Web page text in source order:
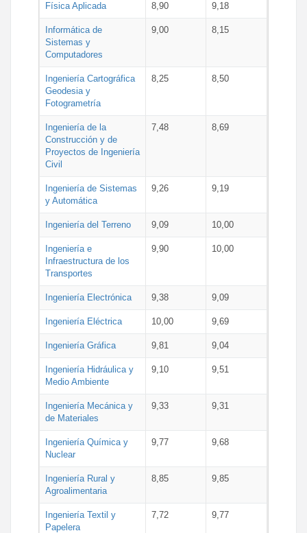
Física Aplicada 8,90 9,18
Informática de
Sistemas y
Computadores
9,00 8,15
Ingeniería Cartográfica
Geodesia y
Fotogrametría
8,25 8,50
Ingeniería de la
Construcción y de
Proyectos de Ingeniería
Civil
7,48 8,69
Ingeniería de Sistemas
y Automática
9,26 9,19
Ingeniería del Terreno 9,09 10,00
Ingeniería e
Infraestructura de los
Transportes
9,90 10,00
Ingeniería Electrónica 9,38 9,09
Ingeniería Eléctrica 10,00 9,69
Ingeniería Gráfica 9,81 9,04
Ingeniería Hidráulica y
Medio Ambiente
9,10 9,51
Ingeniería Mecánica y
de Materiales
9,33 9,31
Ingeniería Química y
Nuclear
9,77 9,68
Ingeniería Rural y
Agroalimentaria
8,85 9,85
Ingeniería Textil y
Papelera
7,72 9,77